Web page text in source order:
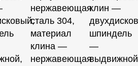
нержавеющая
сталь 304,
материал
клина —
нержавеющая
клин —
шпиндель
—